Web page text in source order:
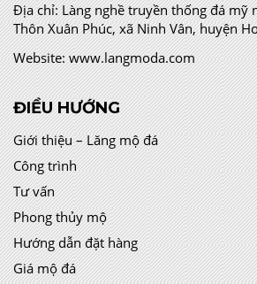
Địa chỉ:Làng nghề truyền thống đá mỹ
Thôn Xuân Phúc, xã Ninh Vân, huyện
Website: www.langmoda.com
ĐIỀU HƯỚNG
Giới thiệu – Lăng mộ đá
Công trình
Tư vấn
Phong thủy mộ
Hướng dẫn đặt hàng
Giá mộ đá